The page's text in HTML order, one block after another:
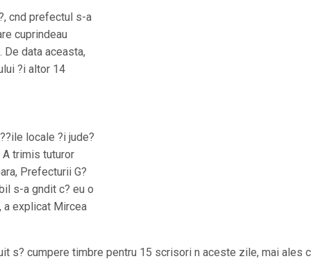
cnd prefectul s-a
cuprindeau
data aceasta,
?i altor 14
locale ?i jude?
trimis tuturor
Prefecturii G?
s-a gndit c? eu o
a explicat Mircea
s? cumpere timbre pentru 15 scrisori n aceste zile, mai ales